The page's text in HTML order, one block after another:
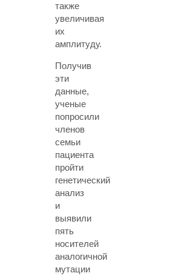
также
увеличивая
их
амплитуду.
Получив
эти
данные,
ученые
попросили
членов
семьи
пациента
пройти
генетический
анализ
и
выявили
пять
носителей
аналогичной
мутации